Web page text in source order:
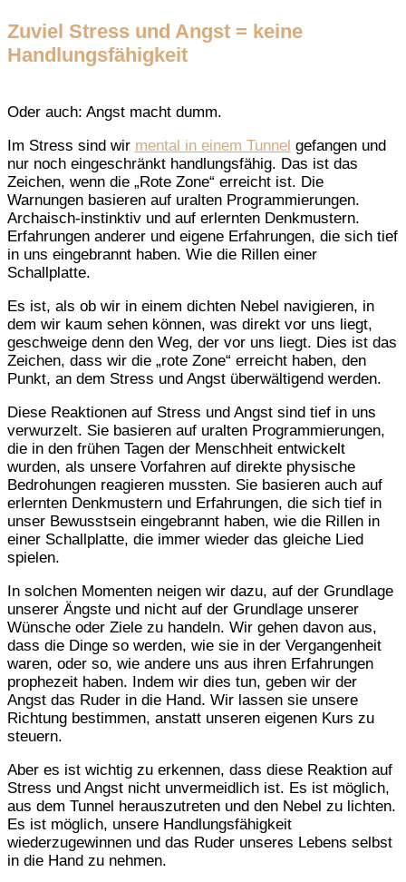
Zuviel Stress und Angst = keine
Handlungsfähigkeit
Oder auch: Angst macht dumm.
Im Stress sind wir mental in einem Tunnel gefangen und
nur noch eingeschränkt handlungsfähig. Das ist das
Zeichen, wenn die „Rote Zone“ erreicht ist. Die
Warnungen basieren auf uralten Programmierungen.
Archaisch-instinktiv und auf erlernten Denkmustern.
Erfahrungen anderer und eigene Erfahrungen, die sich tief
in uns eingebrannt haben. Wie die Rillen einer
Schallplatte.
Es ist, als ob wir in einem dichten Nebel navigieren, in
dem wir kaum sehen können, was direkt vor uns liegt,
geschweige denn den Weg, der vor uns liegt. Dies ist das
Zeichen, dass wir die „rote Zone“ erreicht haben, den
Punkt, an dem Stress und Angst überwältigend werden.
Diese Reaktionen auf Stress und Angst sind tief in uns
verwurzelt. Sie basieren auf uralten Programmierungen,
die in den frühen Tagen der Menschheit entwickelt
wurden, als unsere Vorfahren auf direkte physische
Bedrohungen reagieren mussten. Sie basieren auch auf
erlernten Denkmustern und Erfahrungen, die sich tief in
unser Bewusstsein eingebrannt haben, wie die Rillen in
einer Schallplatte, die immer wieder das gleiche Lied
spielen.
In solchen Momenten neigen wir dazu, auf der Grundlage
unserer Ängste und nicht auf der Grundlage unserer
Wünsche oder Ziele zu handeln. Wir gehen davon aus,
dass die Dinge so werden, wie sie in der Vergangenheit
waren, oder so, wie andere uns aus ihren Erfahrungen
prophezeit haben. Indem wir dies tun, geben wir der
Angst das Ruder in die Hand. Wir lassen sie unsere
Richtung bestimmen, anstatt unseren eigenen Kurs zu
steuern.
Aber es ist wichtig zu erkennen, dass diese Reaktion auf
Stress und Angst nicht unvermeidlich ist. Es ist möglich,
aus dem Tunnel herauszutreten und den Nebel zu lichten.
Es ist möglich, unsere Handlungsfähigkeit
wiederzugewinnen und das Ruder unseres Lebens selbst
in die Hand zu nehmen.